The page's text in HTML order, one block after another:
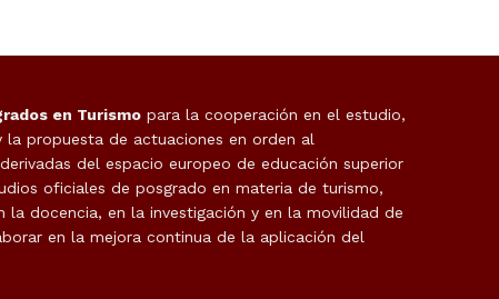
en Turismo para la cooperación en el estudio,
la propuesta de actuaciones en orden al
del espacio europeo de educación superior
oficiales de posgrado en materia de turismo,
la docencia, en la investigación y en la movilidad de
en la mejora continua de la aplicación del